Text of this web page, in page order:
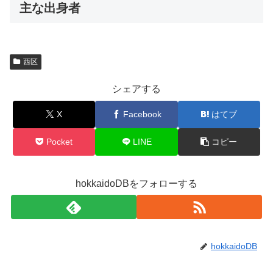
主な出身者
西区
シェアする
X Facebook はてブ
Pocket LINE コピー
hokkaidoDBをフォローする
hokkaidoDB